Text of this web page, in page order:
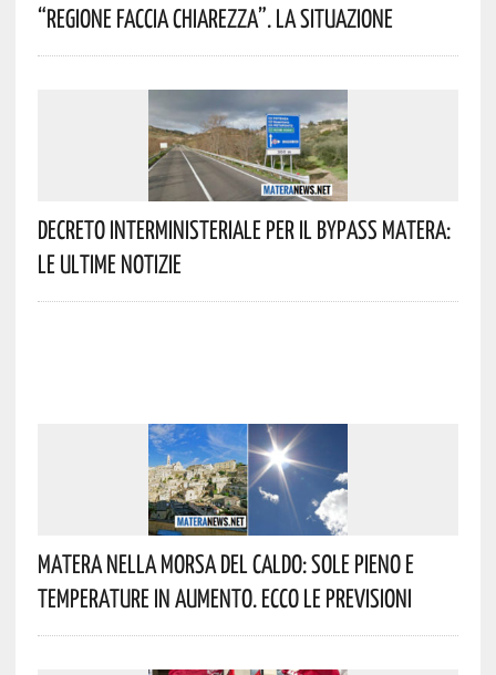
“Regione Faccia Chiarezza”. La Situazione
Decreto Interministeriale Per Il Bypass Matera:
Le Ultime Notizie
Matera Nella Morsa Del Caldo: Sole Pieno E
Temperature In Aumento. Ecco Le Previsioni